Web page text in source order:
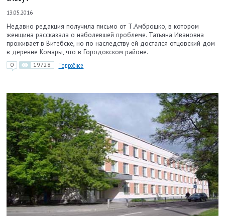
13.05.2016
Недавно редакция получила письмо от Т.Амброшко, в котором
женщина рассказала о наболевшей проблеме. Татьяна Ивановна
проживает в Витебске, но по наследству ей достался отцовский дом
в деревне Комары, что в Городокском районе.
0 19728 Подробнее